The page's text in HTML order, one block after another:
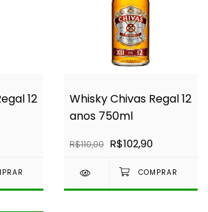
12
Whisky Chivas Regal 12
anos 750ml
R$110,00 R$102,90